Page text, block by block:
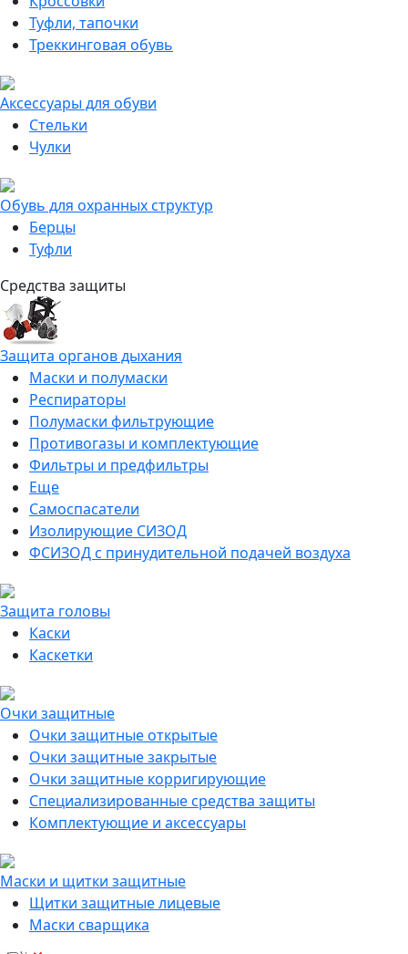
Туфли, тапочки
Треккинговая обувь
Аксессуары для обуви
Стельки
Чулки
Обувь для охранных структур
Берцы
Туфли
Средства защиты
Защита органов дыхания
Маски и полумаски
Респираторы
Полумаски фильтрующие
Противогазы и комплектующие
Фильтры и предфильтры
Еще
Самоспасатели
Изолирующие СИЗОД
ФСИЗОД с принудительной подачей воздуха
Защита головы
Каски
Каскетки
Очки защитные
Очки защитные открытые
Очки защитные закрытые
Очки защитные корригирующие
Специализированные средства защиты
Комплектующие и аксессуары
Маски и щитки защитные
Щитки защитные лицевые
Маски сварщика